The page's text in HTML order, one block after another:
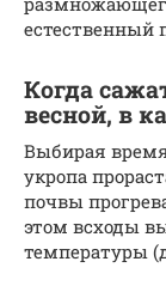
естественный
Когда
весной, в
Выбирая
укропа
почвы
этом всходы
температуры